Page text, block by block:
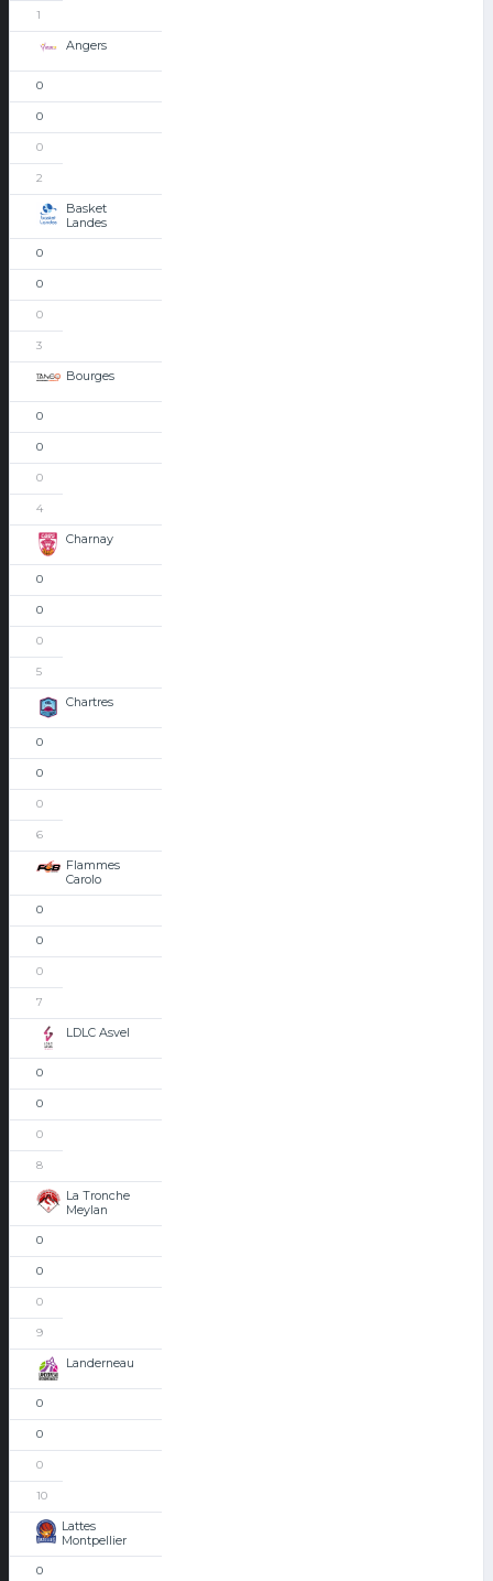
1
Angers
0
0
0
2
Basket
Landes
0
0
0
3
Bourges
0
0
0
4
Charnay
0
0
0
5
Chartres
0
0
0
6
Flammes
Carolo
0
0
0
7
LDLC Asvel
0
0
0
8
La Tronche
Meylan
0
0
0
9
Landerneau
0
0
0
10
Lattes
Montpellier
0